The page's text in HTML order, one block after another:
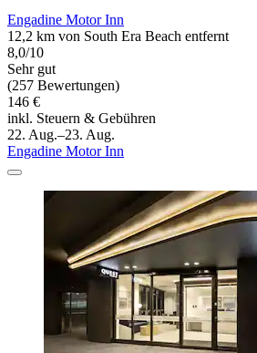
Engadine Motor Inn
12,2 km von South Era Beach entfernt
8,0/10
Sehr gut
(257 Bewertungen)
146 €
inkl. Steuern & Gebühren
22. Aug.–23. Aug.
Engadine Motor Inn